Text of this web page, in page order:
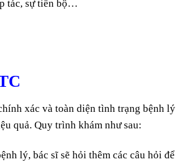
tác, sự tiến bộ…
xác và toàn diện tình trạng bệnh lý
quả. Quy trình khám như sau:
lý, bác sĩ sẽ hỏi thêm các câu hỏi để